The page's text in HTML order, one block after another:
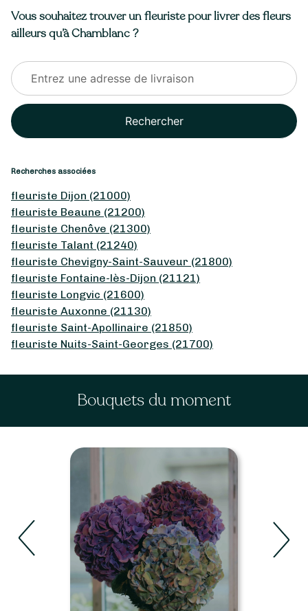
Vous souhaitez trouver un fleuriste pour livrer des fleurs
ailleurs qu’à Chamblanc ?
Rechercher
Recherches associées
fleuriste Dijon (21000)
fleuriste Beaune (21200)
fleuriste Chenôve (21300)
fleuriste Talant (21240)
fleuriste Chevigny-Saint-Sauveur (21800)
fleuriste Fontaine-lès-Dijon (21121)
fleuriste Longvic (21600)
fleuriste Auxonne (21130)
fleuriste Saint-Apollinaire (21850)
fleuriste Nuits-Saint-Georges (21700)
Bouquets du moment